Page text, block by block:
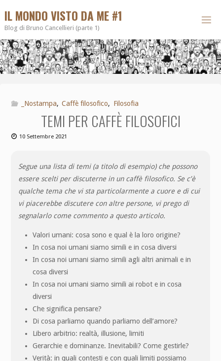
IL MONDO VISTO DA ME #1
Blog di Bruno Cancellieri (parte 1)
_Nostampa, Caffè filosofico, Filosofia
TEMI PER CAFFÈ FILOSOFICI
10 Settembre 2021
Segue una lista di temi (a titolo di esempio) che possono
essere scelti per discuterne in un caffè filosofico. Se c’è
qualche tema che vi sta particolarmente a cuore e di cui
vi piacerebbe discutere con altre persone, vi prego di
segnalarlo come commento a questo articolo.
Valori umani: cosa sono e qual è la loro origine?
In cosa noi umani siamo simili e in cosa diversi
In cosa noi umani siamo simili agli altri animali e in
cosa diversi
In cosa noi umani siamo simili ai robot e in cosa
diversi
Che significa pensare?
Di cosa parliamo quando parliamo dell’amore?
Libero arbitrio: realtà, illusione, limiti
Gerarchie e dominanze. Inevitabili? Come gestirle?
Verità: in quali contesti e con quali limiti possiamo